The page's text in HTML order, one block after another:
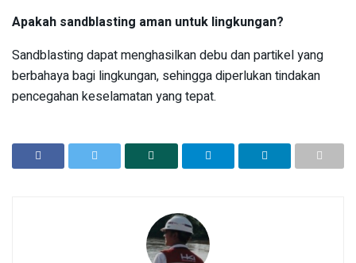
Apakah sandblasting aman untuk lingkungan?
Sandblasting dapat menghasilkan debu dan partikel yang
berbahaya bagi lingkungan, sehingga diperlukan tindakan
pencegahan keselamatan yang tepat.